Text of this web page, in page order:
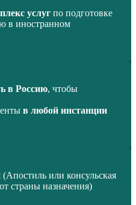
услуг по подготовке
в иностранном
в Россию, чтобы
в любой инстанции
(Апостиль или консульская
страны назначения)